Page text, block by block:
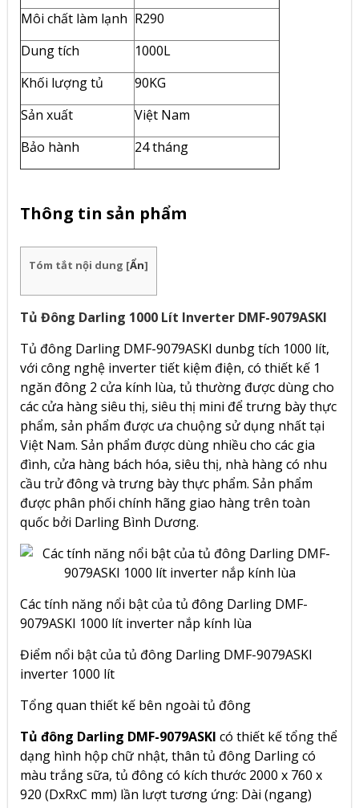
Môi chất làm lạnh R290
Dung tích
1000L
Khối lượng tủ
90KG
Sản xuất
Việt Nam
Bảo hành
24 tháng
Thông tin sản phẩm
Tóm tắt nội dung [Ẩn]
Tủ Đông Darling 1000 Lít Inverter DMF-9079ASKI
Tủ đông Darling DMF-9079ASKI dunbg tích 1000 lít,
với công nghệ inverter tiết kiệm điện, có thiết kế 1
ngăn đông 2 cửa kính lùa, tủ thường được dùng cho
các cửa hàng siêu thị, siêu thị mini để trưng bày thực
phẩm, sản phẩm được ưa chuộng sử dụng nhất tại
Việt Nam. Sản phẩm được dùng nhiều cho các gia
đình, cửa hàng bách hóa, siêu thị, nhà hàng có nhu
cầu trử đông và trưng bày thực phẩm. Sản phẩm
được phân phối chính hãng giao hàng trên toàn
quốc bởi Darling Bình Dương.
Các tính năng nổi bật của tủ đông Darling DMF-
9079ASKI 1000 lít inverter nắp kính lùa
Điểm nổi bật của tủ đông Darling DMF-9079ASKI
inverter 1000 lít
Tổng quan thiết kế bên ngoài tủ đông
Tủ đông Darling DMF-9079ASKI có thiết kế tổng thể
dạng hình hộp chữ nhật, thân tủ đông Darling có
màu trắng sữa, tủ đông có kích thước 2000 x 760 x
920 (DxRxC mm) lần lượt tương ứng: Dài (ngang)